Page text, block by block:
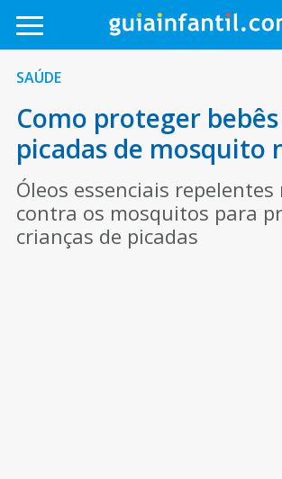
SAÚDE
Como proteger
picadas de mosquito
Óleos essenciais
contra os mosquitos para
crianças de picadas